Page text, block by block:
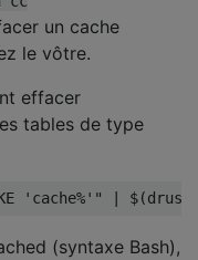
un cache
le vôtre.
effacer
tables de type
'cache%'" | $(
(syntaxe Bash),